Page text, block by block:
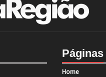
Páginas
Home